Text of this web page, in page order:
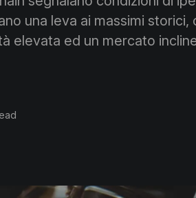
una leva ai massimi storici,
elevata ed un mercato